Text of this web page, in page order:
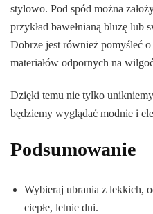
stylowo. Pod spód można
przykład bawełnianą bluzę lub
Dobrze jest również pomyśleć
materiałów odpornych na
Dzięki temu nie tylko
będziemy wyglądać modnie i
Podsumowanie
Wybieraj ubrania z lekkich,
ciepłe, letnie dni.